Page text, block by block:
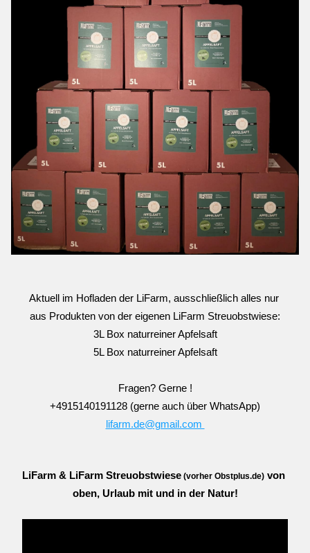
Aktuell im Hofladen der LiFarm, ausschließlich alles nur
aus Produkten von der eigenen LiFarm Streuobstwiese:
3L Box naturreiner Apfelsaft
5L Box naturreiner Apfelsaft
Fragen? Gerne !
+4915140191128 (gerne auch über WhatsApp)
lifarm.de@gmail.com
LiFarm & LiFarm Streuobstwiese (vorher Obstplus.de) von
oben, Urlaub mit und in der Natur!